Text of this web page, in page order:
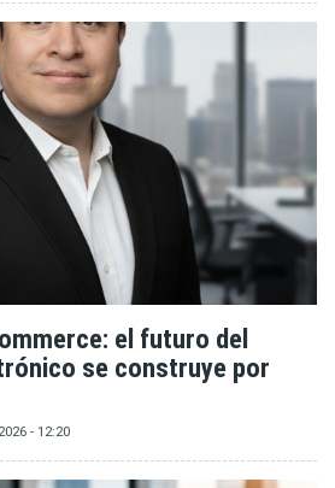
el futuro del
se construye por
- 12:20